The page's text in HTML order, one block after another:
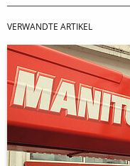
VERWANDTE ARTIKEL